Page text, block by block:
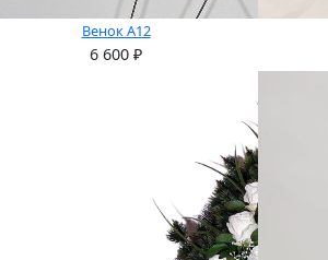
Венок А12
6 600 ₽